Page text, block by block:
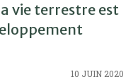
vie terrestre est
10 JUIN 2020